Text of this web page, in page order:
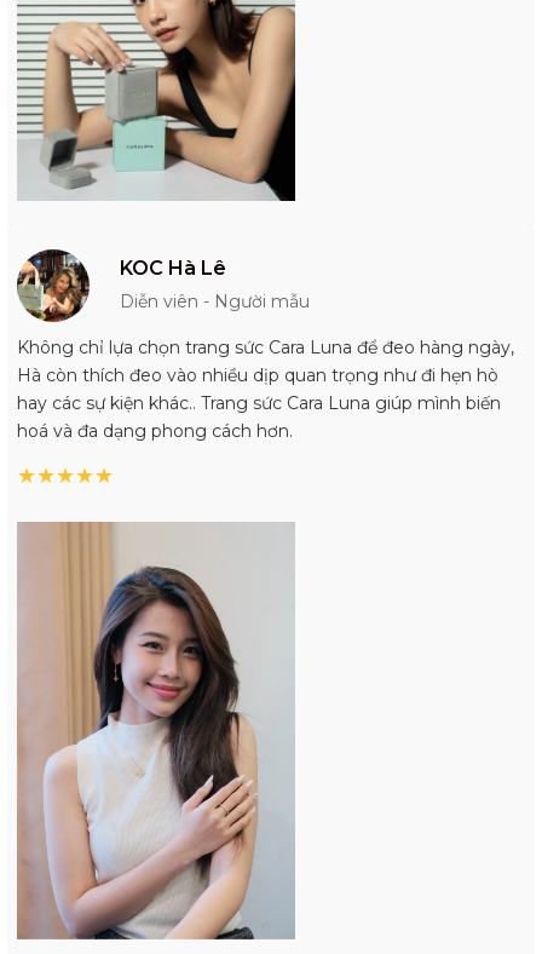
KOC Hà Lê
Diễn viên - Người mẫu
Không chỉ lựa chọn trang sức Cara Luna để đeo hàng ngày,
Hà còn thích đeo vào nhiều dịp quan trọng như đi hẹn hò
hay các sự kiện khác.. Trang sức Cara Luna giúp mình biến
hoá và đa dạng phong cách hơn.
★★★★★